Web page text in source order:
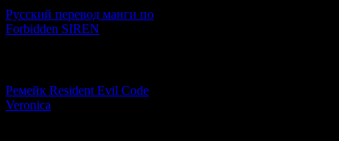
Русский перевод манги по
Forbidden SIREN
Ремейк Resident Evil Code
Veronica